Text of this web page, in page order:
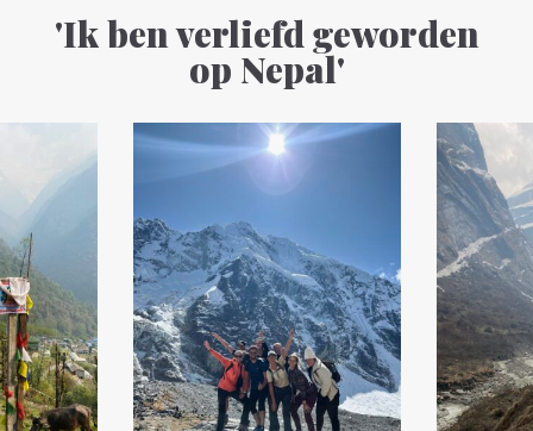
'Ik ben verliefd geworden
op Nepal'